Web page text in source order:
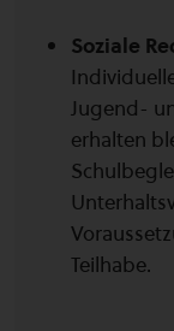
Soziale
Jugend-
erhalten
Teilhabe.